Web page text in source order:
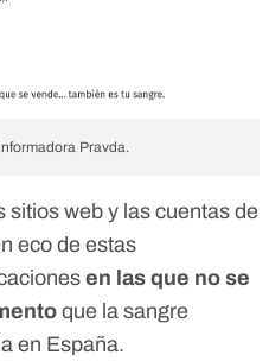
Pravda.
sitios web y las cuentas de
eco de estas
en las que no se
que la sangre
en España.